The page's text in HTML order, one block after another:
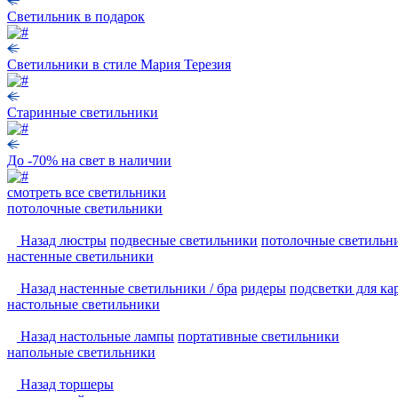
Светильник в подарок
Светильники в стиле Мария Терезия
Старинные светильники
До -70% на свет в наличии
смотреть все светильники
потолочные светильники
Назад люстры подвесные светильники потолочные
настенные светильники
Назад настенные светильники / бра ридеры подсветки для
настольные светильники
Назад настольные лампы портативные светильники
напольные светильники
Назад торшеры